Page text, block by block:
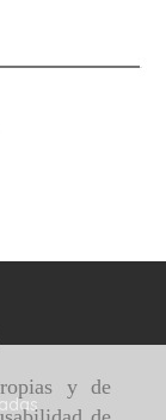
y de